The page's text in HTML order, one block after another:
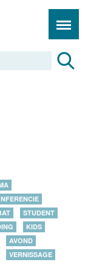
STUDENT
KIDS
AVOND
VERNISSAGE